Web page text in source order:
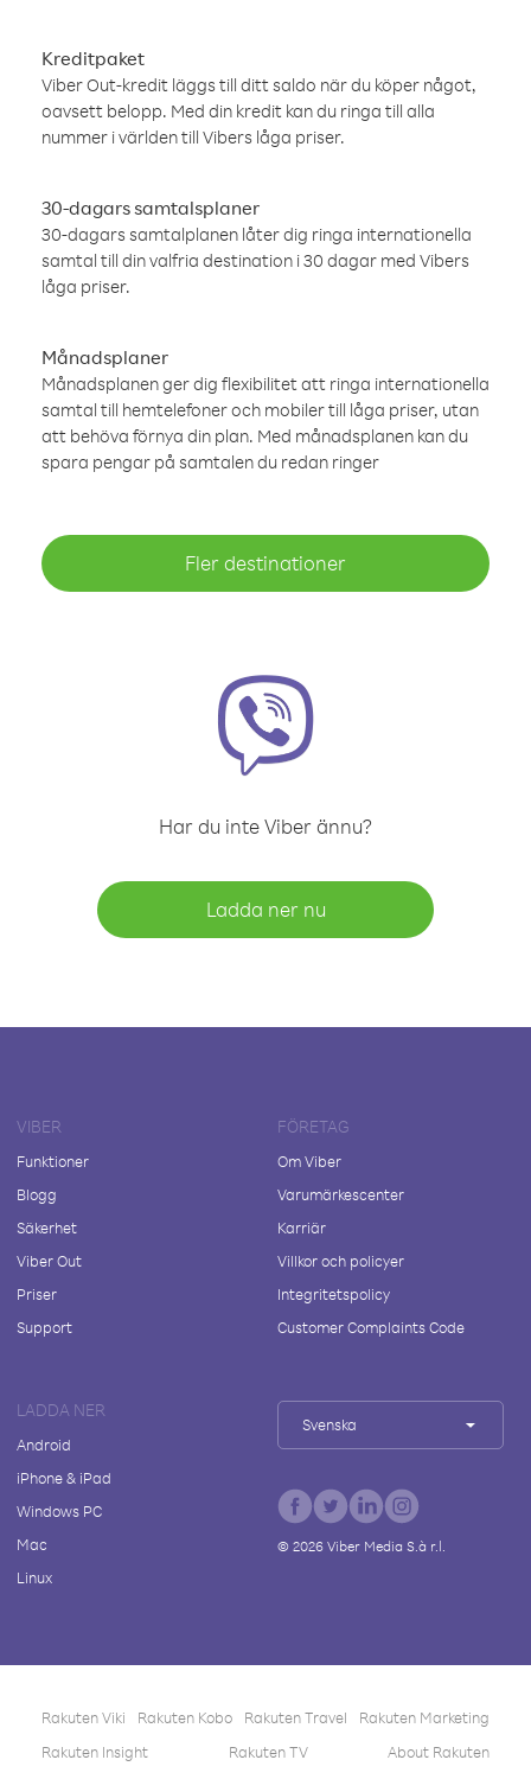
Kreditpaket
Viber Out-kredit läggs till ditt saldo när du köper något,
oavsett belopp. Med din kredit kan du ringa till alla
nummer i världen till Vibers låga priser.
30-dagars samtalsplaner
30-dagars samtalplanen låter dig ringa internationella
samtal till din valfria destination i 30 dagar med Vibers
låga priser.
Månadsplaner
Månadsplanen ger dig flexibilitet att ringa internationella
samtal till hemtelefoner och mobiler till låga priser, utan
att behöva förnya din plan. Med månadsplanen kan du
spara pengar på samtalen du redan ringer
Fler destinationer
Har du inte Viber ännu?
Ladda ner nu
VIBER
Funktioner
Blogg
Säkerhet
Viber Out
Priser
Support
FÖRETAG
Om Viber
Varumärkescenter
Karriär
Villkor och policyer
Integritetspolicy
Customer Complaints Code
LADDA NER
Android
iPhone & iPad
Windows PC
Mac
Linux
Svenska
© 2026Viber Media S.à r.l.
Rakuten Viki Rakuten Kobo Rakuten Travel
Rakuten Marketing
Rakuten Insight
Rakuten TV About Rakuten